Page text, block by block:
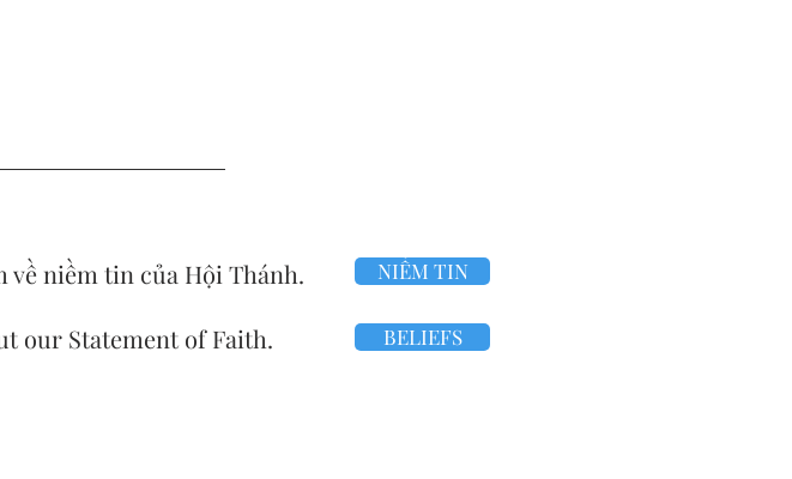
về niềm tin của Hội Thánh.
our Statement of Faith.
NIỀM TIN
BELIEFS